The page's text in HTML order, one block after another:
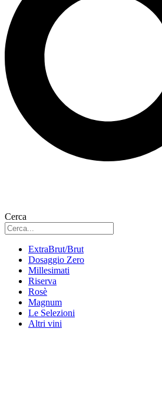
Cerca
ExtraBrut/Brut
Dosaggio Zero
Millesimati
Riserva
Rosè
Magnum
Le Selezioni
Altri vini